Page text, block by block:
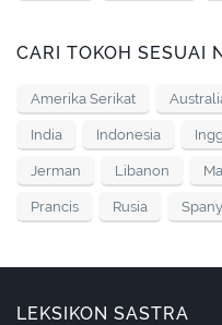
CARI TOKOH SESUAI
Amerika Serikat
India Indonesia
Jerman Libanon
Prancis Rusia
LEKSIKON SASTRA